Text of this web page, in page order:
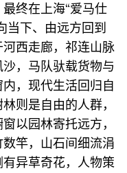
终在上海“爱马仕
当下、由远方回到
西走廊，祁连山脉
，马队驮载货物与
，现代生活回归自
则是自由的人群，
以园林寄托远方，
竿，山石间细流涓
异草奇花，人物策